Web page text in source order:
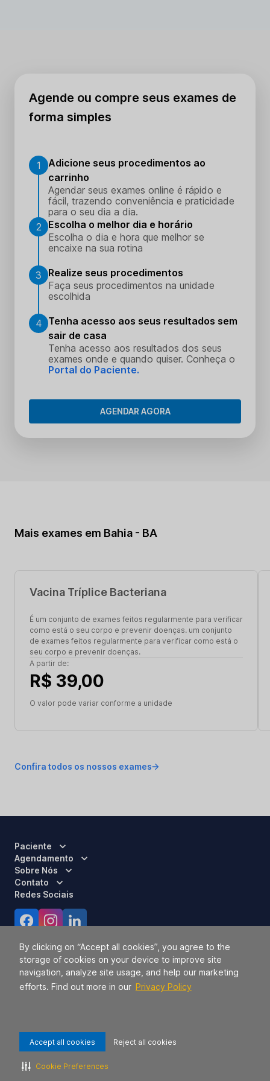
By clicking on “Accept all cookies”, you agree to the
storage of cookies on your device to improve site
navigation, analyze site usage, and help our marketing
efforts. Find out more in our Privacy Policy
Accept all cookies Reject all cookies
Cookie Preferences
Agende ou compre seus exames de
forma simples
1
Adicione seus procedimentos ao
carrinho
Agendar seus exames online é rápido e
fácil, trazendo conveniência e praticidade
para o seu dia a dia.
2
Escolha o melhor dia e horário
Escolha o dia e hora que melhor se
encaixe na sua rotina
3
Realize seus procedimentos
Faça seus procedimentos na unidade
escolhida
4 Tenha acesso aos seus resultados sem
sair de casa
Tenha acesso aos resultados dos seus
exames onde e quando quiser. Conheça o
Portal do Paciente.
AGENDAR AGORA
Mais exames em Bahia - BA
Vacina Tríplice Bacteriana
É um conjunto de exames feitos regularmente para verificar
como está o seu corpo e prevenir doenças. um conjunto
de exames feitos regularmente para verificar como está o
seu corpo e prevenir doenças.
A partir de:
R$ 39,00
O valor pode variar conforme a unidade
Confira todos os nossos exames
Paciente
Agendamento
Sobre Nós
Contato
Redes Sociais
Responsável Técnico:Dra. Luci Mara Barbiero – CRM 120.433/SP
2026 TODOS OS DIREITOS RESERVADOS.